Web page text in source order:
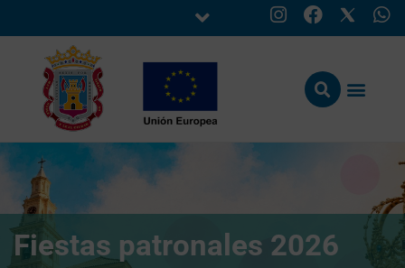
Fiestas patronales 2026